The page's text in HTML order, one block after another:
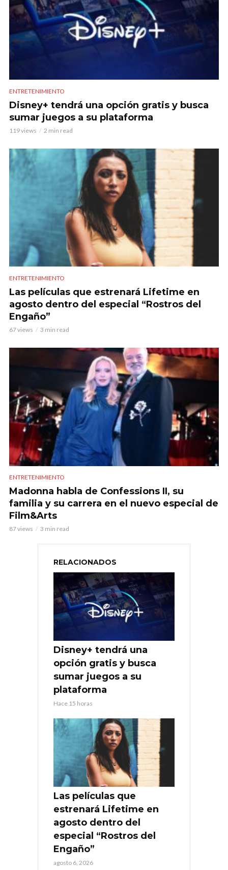
ENTRETENIMIENTO
Disney+ tendrá una opción gratis y busca
sumar juegos a su plataforma
119 views 2 min read
ENTRETENIMIENTO
Las películas que estrenará Lifetime en
agosto dentro del especial “Rostros del
Engaño”
67 views 3 min read
ENTRETENIMIENTO
Madonna habla de Confessions II, su
familia y su carrera en el nuevo especial de
Film&Arts
87 views 3 min read
RELACIONADOS
Disney+ tendrá una
opción gratis y busca
sumar juegos a su
plataforma
Hace 15 horas
Las películas que
estrenará Lifetime en
agosto dentro del
especial “Rostros del
Engaño”
agosto 6, 2026